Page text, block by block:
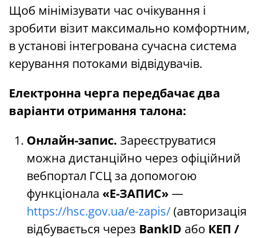
Щоб мінімізувати час очікування і
зробити візит максимально комфортним,
в установі інтегрована сучасна система
керування потоками відвідувачів.
Електронна черга передбачає два
варіанти отримання талона:
Онлайн-запис. Зареєструватися
можна дистанційно через офіційний
вебпортал ГСЦ за допомогою
функціонала «Е-ЗАПИС»—
https://hsc.gov.ua/e-zapis/(авторизація
відбувається через BankID або КЕП /